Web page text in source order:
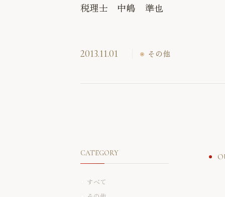
税理士 中嶋 準也
2013.11.01 その他
CATEGORY
すべて